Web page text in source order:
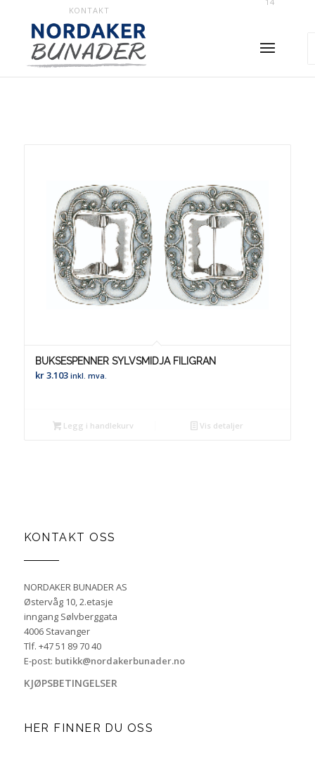
KONTAKT
BUKSESPENNER SYLVSMIDJA FILIGRAN
kr3.103 inkl. mva.
Legg i handlekurv Vis detaljer
KONTAKT OSS
NORDAKER BUNADER AS
Østervåg 10, 2.etasje
inngang Sølvberggata
4006 Stavanger
Tlf. +47 51 89 70 40
E-post: butikk@nordakerbunader.no
KJØPSBETINGELSER
HER FINNER DU OSS